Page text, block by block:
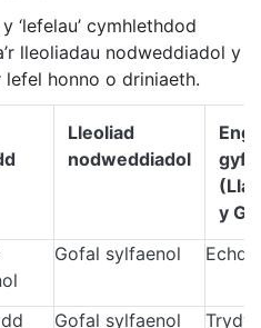
‘lefelau’ cymhlethdod
lleoliadau nodweddiadol y
honno o driniaeth.
Lleoliad
nodweddiadol
y
Gofal sylfaenol
Gofal sylfaenol